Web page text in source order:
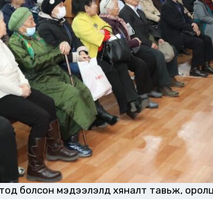
болсон мэдээлэлд хяналт тавьж,